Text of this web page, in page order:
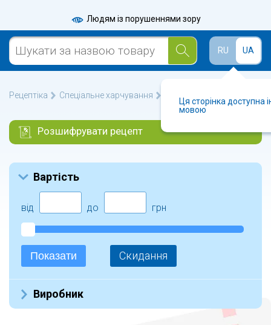
Людям із порушеннями зору
RU UA
Ця сторінка доступна
мовою
Рецептіка Спеціальне харчування
Розшифрувати рецепт
Вартість
від до грн
Показати Скидання
Виробник